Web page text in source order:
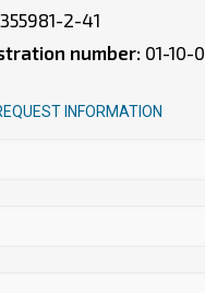
2-41
number: 01-10-
INFORMATION